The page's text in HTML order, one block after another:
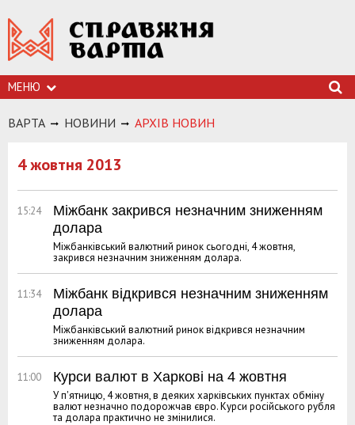
МЕНЮ
ВАРТА НОВИНИ АРХIВ НОВИН
4 жовтня 2013
15:24
Міжбанк закрився незначним зниженням
долара
Міжбанківський валютний ринок сьогодні, 4 жовтня,
закрився незначним зниженням долара.
11:34
Міжбанк відкрився незначним зниженням
долара
Міжбанківський валютний ринок відкрився незначним
зниженням долара.
11:00 Курси валют в Харкові на 4 жовтня
У п'ятницю, 4 жовтня, в деяких харківських пунктах обміну
валют незначно подорожчав євро. Курси російського рубля
та долара практично не змінилися.